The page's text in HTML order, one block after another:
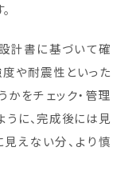
計書に基づいて確
や耐震性といった
をチェック・管理
うに、完成後には見
えない分、より慎